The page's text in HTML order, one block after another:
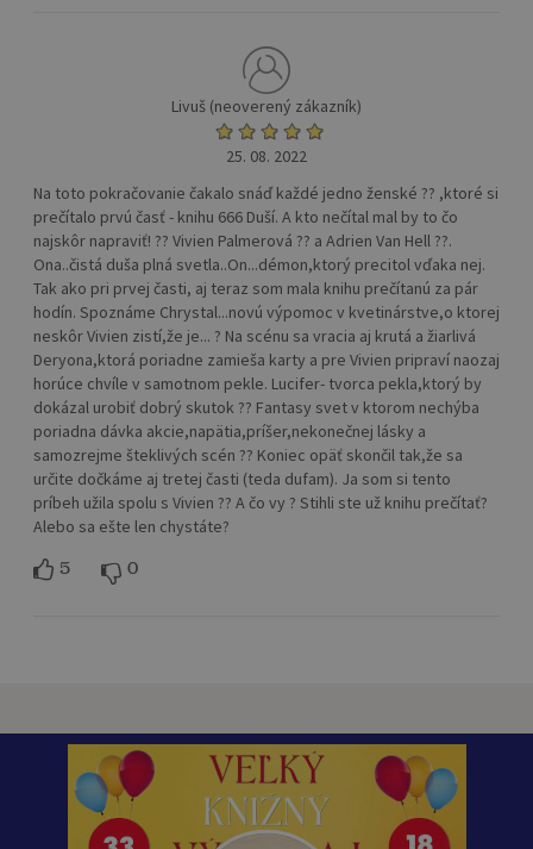
Livuš (neoverený zákazník)
25. 08. 2022
Na toto pokračovanie čakalo snáď každé jedno ženské ?? ,ktoré si
prečítalo prvú časť - knihu 666 Duší. A kto nečítal mal by to čo
najskôr napraviť! ?? Vivien Palmerová ?? a Adrien Van Hell ??.
Ona..čistá duša plná svetla..On...démon,ktorý precitol vďaka nej.
Tak ako pri prvej časti, aj teraz som mala knihu prečítanú za pár
hodín. Spoznáme Chrystal...novú výpomoc v kvetinárstve,o ktorej
neskôr Vivien zistí,že je... ? Na scénu sa vracia aj krutá a žiarlivá
Deryona,ktorá poriadne zamieša karty a pre Vivien pripraví naozaj
horúce chvíle v samotnom pekle. Lucifer- tvorca pekla,ktorý by
dokázal urobiť dobrý skutok ?? Fantasy svet v ktorom nechýba
poriadna dávka akcie,napätia,príšer,nekonečnej lásky a
samozrejme šteklivých scén ?? Koniec opäť skončil tak,že sa
určite dočkáme aj tretej časti (teda dufam). Ja som si tento
príbeh užila spolu s Vivien ?? A čo vy ? Stihli ste už knihu prečítať?
Alebo sa ešte len chystáte?
5 0